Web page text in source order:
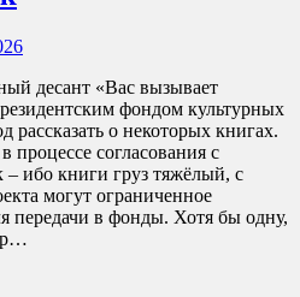
десант «Вас вызывает
фондом культурных
о некоторых книгах.
процессе согласования с
– ибо книги груз тяжёлый, с
могут ограниченное
передачи в фонды. Хотя бы одну,